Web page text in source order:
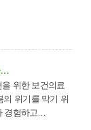
…
의 위기를 막기 위
누구나 경험하고…